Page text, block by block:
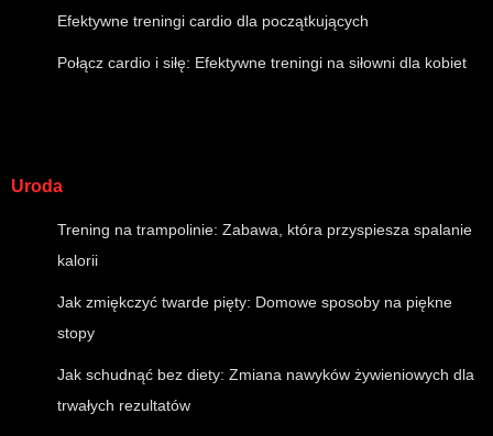
Efektywne treningi cardio dla początkujących
Połącz cardio i siłę: Efektywne treningi na siłowni dla kobiet
Uroda
Trening na trampolinie: Zabawa, która przyspiesza spalanie
kalorii
Jak zmiękczyć twarde pięty: Domowe sposoby na piękne
stopy
Jak schudnąć bez diety: Zmiana nawyków żywieniowych dla
trwałych rezultatów